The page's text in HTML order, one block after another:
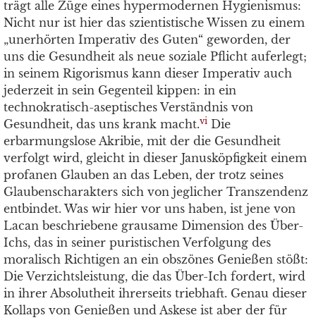
trägt alle Züge eines hypermodernen Hygienismus:
Nicht nur ist hier das szientistische Wissen zu einem
„unerhörten Imperativ des Guten“ geworden, der
uns die Gesundheit als neue soziale Pflicht auferlegt;
in seinem Rigorismus kann dieser Imperativ auch
jederzeit in sein Gegenteil kippen: in ein
technokratisch-aseptisches Verständnis von
Gesundheit, das uns krank macht.vi Die
erbarmungslose Akribie, mit der die Gesundheit
verfolgt wird, gleicht in dieser Janusköpfigkeit einem
profanen Glauben an das Leben, der trotz seines
Glaubenscharakters sich von jeglicher Transzendenz
entbindet. Was wir hier vor uns haben, ist jene von
Lacan beschriebene grausame Dimension des Über-
Ichs, das in seiner puristischen Verfolgung des
moralisch Richtigen an ein obszönes Genießen stößt:
Die Verzichtsleistung, die das Über-Ich fordert, wird
in ihrer Absolutheit ihrerseits triebhaft. Genau dieser
Kollaps von Genießen und Askese ist aber der für